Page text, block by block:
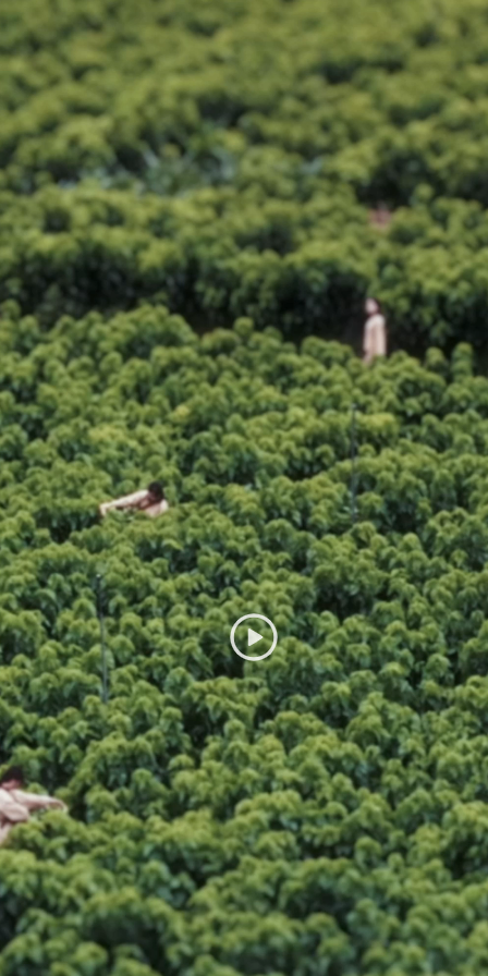
线上商城
联系我们
天猫旗舰店
唯品会